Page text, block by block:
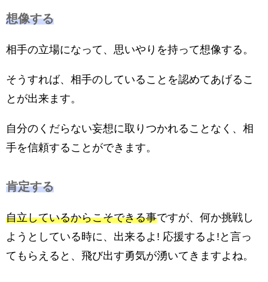
想像する
相手の立場になって、思いやりを持って想像する。
そうすれば、相手のしていることを認めてあげるこ
とが出来ます。
自分のくだらない妄想に取りつかれることなく、相
手を信頼することができます。
肯定する
自立しているからこそできる事ですが、何か挑戦し
ようとしている時に、出来るよ! 応援するよ!と言っ
てもらえると、飛び出す勇気が湧いてきますよね。